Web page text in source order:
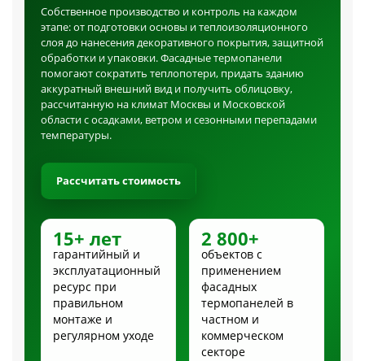
Собственное производство и контроль на каждом
этапе: от подготовки основы и теплоизоляционного
слоя до нанесения декоративного покрытия, защитной
обработки и упаковки. Фасадные термопанели
помогают сократить теплопотери, придать зданию
аккуратный внешний вид и получить облицовку,
рассчитанную на климат Москвы и Московской
области с осадками, ветром и сезонными перепадами
температуры.
Рассчитать стоимость
15+ лет
гарантийный и
эксплуатационный
ресурс при
правильном
монтаже и
регулярном уходе
2 800+
объектов с
применением
фасадных
термопанелей в
частном и
коммерческом
секторе